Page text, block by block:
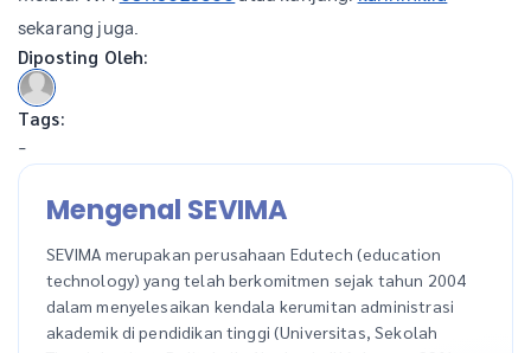
sekarang juga.
Diposting Oleh:
Tags:
-
Mengenal SEVIMA
SEVIMA merupakan perusahaan Edutech (education
technology) yang telah berkomitmen sejak tahun 2004
dalam menyelesaikan kendala kerumitan administrasi
akademik di pendidikan tinggi (Universitas, Sekolah